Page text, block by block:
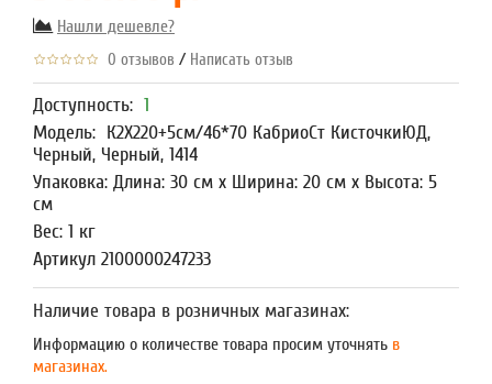
Нашли дешевле?
0 отзывов / Написать отзыв
Доступность: 1
Модель: К2Х220+5см/46*70 КабриоСт КисточкиЮД,
Черный, Черный, 1414
Упаковка: Длина: 30 см x Ширина: 20 см x Высота: 5
см
Вес: 1 кг
Артикул 2100000247233
Наличие товара в розничных магазинах:
Информацию о количестве товара просим уточнять в
магазинах.